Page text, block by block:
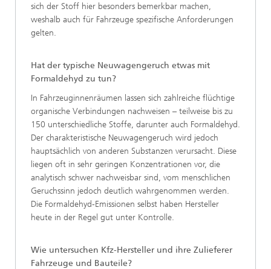
sich der Stoff hier besonders bemerkbar machen,
weshalb auch für Fahrzeuge spezifische Anforderungen
gelten.
Hat der typische Neuwagengeruch etwas mit
Formaldehyd zu tun?
In Fahrzeuginnenräumen lassen sich zahlreiche flüchtige
organische Verbindungen nachweisen – teilweise bis zu
150 unterschiedliche Stoffe, darunter auch Formaldehyd.
Der charakteristische Neuwagengeruch wird jedoch
hauptsächlich von anderen Substanzen verursacht. Diese
liegen oft in sehr geringen Konzentrationen vor, die
analytisch schwer nachweisbar sind, vom menschlichen
Geruchssinn jedoch deutlich wahrgenommen werden.
Die Formaldehyd-Emissionen selbst haben Hersteller
heute in der Regel gut unter Kontrolle.
Wie untersuchen Kfz-Hersteller und ihre Zulieferer
Fahrzeuge und Bauteile?